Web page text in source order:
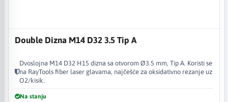
Double Dizna M14 D32 3.5 Tip A
Dvoslojna M14 D32 H15 dizna sa otvorom Ø3.5 mm, Tip A. Koristi se
na RayTools fiber laser glavama, najčešće za oksidativno rezanje uz
O2/kisik.
Na stanju